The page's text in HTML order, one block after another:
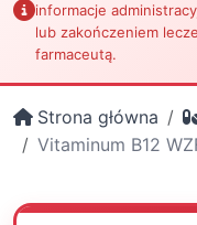
informacje
lub zakończeniem
farmaceutą.
Strona główna
Vitaminum B12